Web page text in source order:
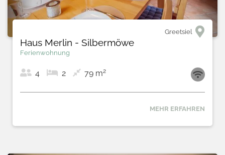
Greetsiel
Haus Merlin - Silbermöwe
Ferienwohnung
4 2 79 m2
MEHR ERFAHREN